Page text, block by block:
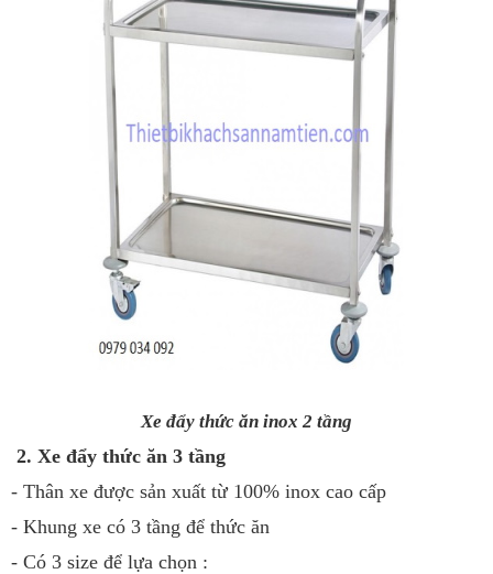
Xe đẩy thức ăn inox 2 tầng
2. Xe đẩy thức ăn 3 tầng
- Thân xe được sản xuất từ 100% inox cao cấp
- Khung xe có 3 tầng để thức ăn
- Có 3 size để lựa chọn :